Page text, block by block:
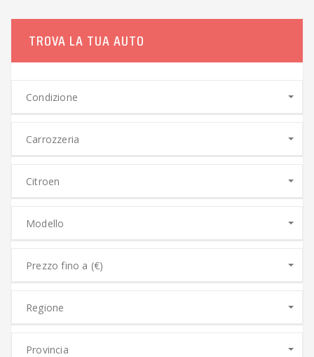
TROVA LA TUA AUTO
Condizione
Carrozzeria
Citroen
Modello
Prezzo fino a (€)
Regione
Provincia